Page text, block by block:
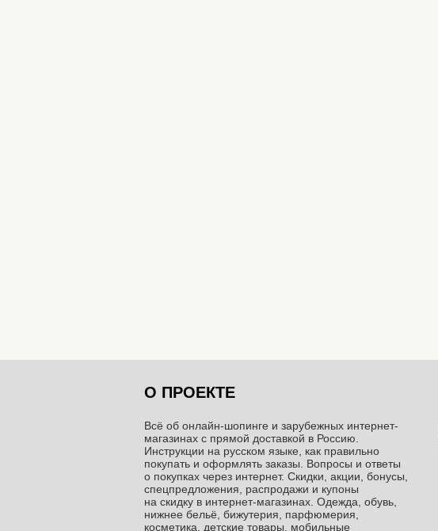
О ПРОЕКТЕ
Всё об онлайн-шопинге и зарубежных интернет-
магазинах c прямой доставкой в Россию.
Инструкции на русском языке, как правильно
покупать и оформлять заказы. Вопросы и ответы
о покупках через интернет. Скидки, акции, бонусы,
спецпредложения, распродажи и купоны
на скидку в интернет-магазинах. Одежда, обувь,
нижнее бельё, бижутерия, парфюмерия,
косметика, детские товары, мобильные